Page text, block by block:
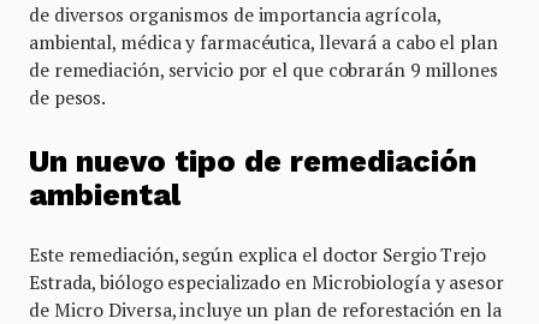
de diversos organismos de importancia agrícola,
ambiental, médica y farmacéutica, llevará a cabo el plan
de remediación, servicio por el que cobrarán 9 millones
de pesos.
Un nuevo tipo de remediación
ambiental
Este remediación, según explica el doctor Sergio Trejo
Estrada, biólogo especializado en Microbiología y asesor
de Micro Diversa, incluye un plan de reforestación en la